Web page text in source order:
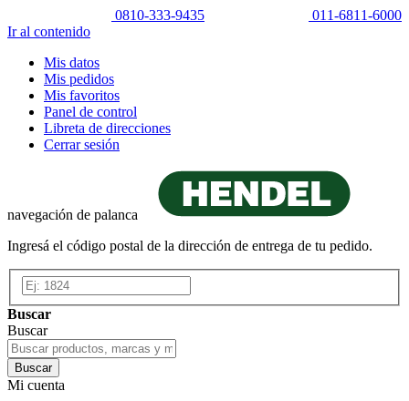
0810-333-9435
011-6811-6000
Ir al contenido
Mis datos
Mis pedidos
Mis favoritos
Panel de control
Libreta de direcciones
Cerrar sesión
navegación de palanca
Ingresá el código postal de la dirección de entrega de tu pedido.
Buscar
Buscar
Buscar
Mi cuenta